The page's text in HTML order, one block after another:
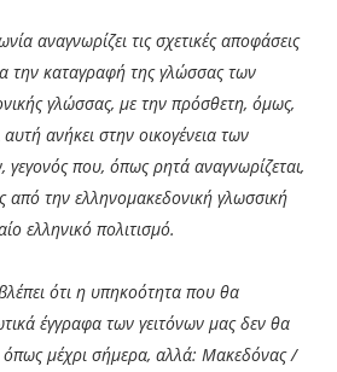
αναγνωρίζει τις σχετικές αποφάσεις
την καταγραφή της γλώσσας των
γλώσσας, με την πρόσθετη, όμως,
ανήκει στην οικογένεια των
που, όπως ρητά αναγνωρίζεται,
από την ελληνομακεδονική γλωσσική
ελληνικό πολιτισμό.
ότι η υπηκοότητα που θα
έγγραφα των γειτόνων μας δεν θα
όπως μέχρι σήμερα, αλλά: Μακεδόνας /